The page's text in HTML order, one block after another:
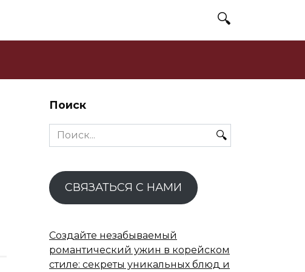
Поиск
Search
for:
СВЯЗАТЬСЯ С НАМИ
Создайте незабываемый
романтический ужин в корейском
стиле: секреты уникальных блюд и